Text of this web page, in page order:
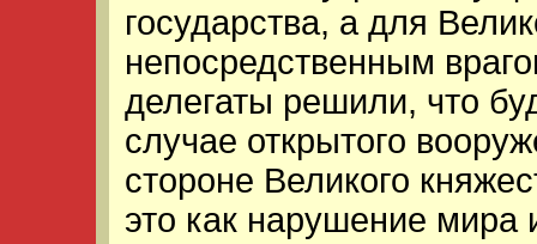
государства, а для
непосредственным
делегаты решили, что
случае открытого
стороне Великого
это как нарушение мира